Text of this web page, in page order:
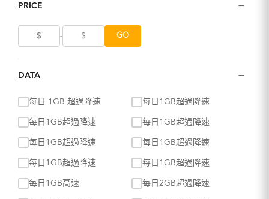
PRICE −
- GO
DATA −
每日 1GB 超過降速 每日1GB超過降速
每日1GB超過降速 每日1GB超過降速
每日1GB超過降速 每日1GB超過降速
每日1GB超過降速 每日1GB超過降速
每日1GB高速 每日2GB超過降速